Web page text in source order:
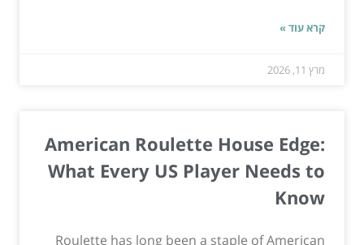
קרא עוד »
מרץ 11, 2026
American Roulette House Edge:
What Every US Player Needs to
Know
Roulette has long been a staple of American